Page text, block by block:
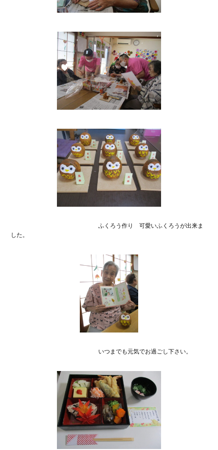
ふくろう作り 可愛いふくろうが出来ま
した。
いつまでも元気でお過ごし下さい。